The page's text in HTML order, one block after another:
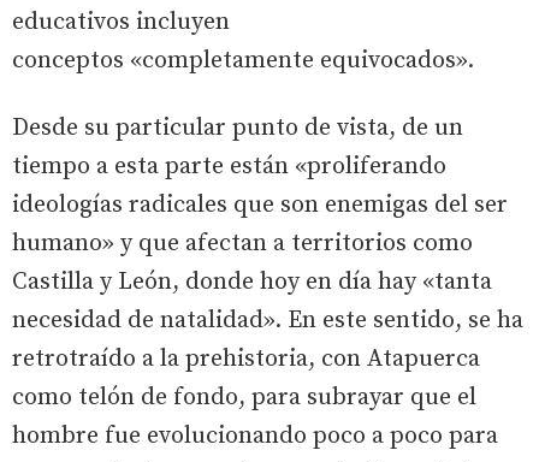
educativos incluyen
conceptos «completamente equivocados».
Desde su particular punto de vista, de un
tiempo a esta parte están «proliferando
ideologías radicales que son enemigas del ser
humano» y que afectan a territorios como
Castilla y León, donde hoy en día hay «tanta
necesidad de natalidad». En este sentido, se ha
retrotraído a la prehistoria, con Atapuerca
como telón de fondo, para subrayar que el
hombre fue evolucionando poco a poco para